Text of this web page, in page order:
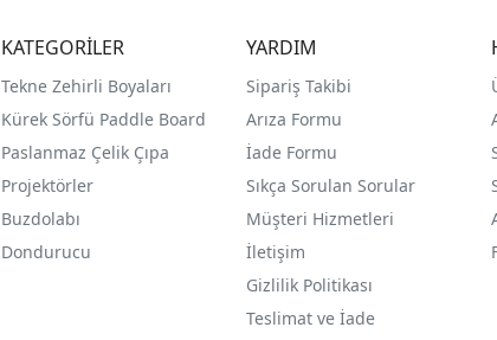
KATEGORİLER
Tekne Zehirli Boyaları
Kürek Sörfü Paddle Board
Paslanmaz Çelik Çıpa
Projektörler
Buzdolabı
Dondurucu
YARDIM
Sipariş Takibi
Arıza Formu
İade Formu
Sıkça Sorulan Sorular
Müşteri Hizmetleri
İletişim
Gizlilik Politikası
Teslimat ve İade